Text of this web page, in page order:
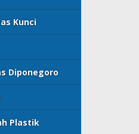
Kunci
Diponegoro
Plastik